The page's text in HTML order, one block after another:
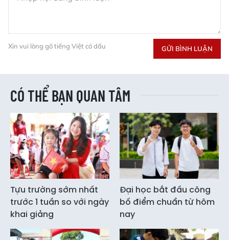
Xin vui lòng gõ tiếng Việt có dấu GỬI BÌNH LUẬN
CÓ THỂ BẠN QUAN TÂM
Tựu trường sớm nhất
trước 1 tuần so với ngày
khai giảng
Đại học bắt đầu công
bố điểm chuẩn từ hôm
nay